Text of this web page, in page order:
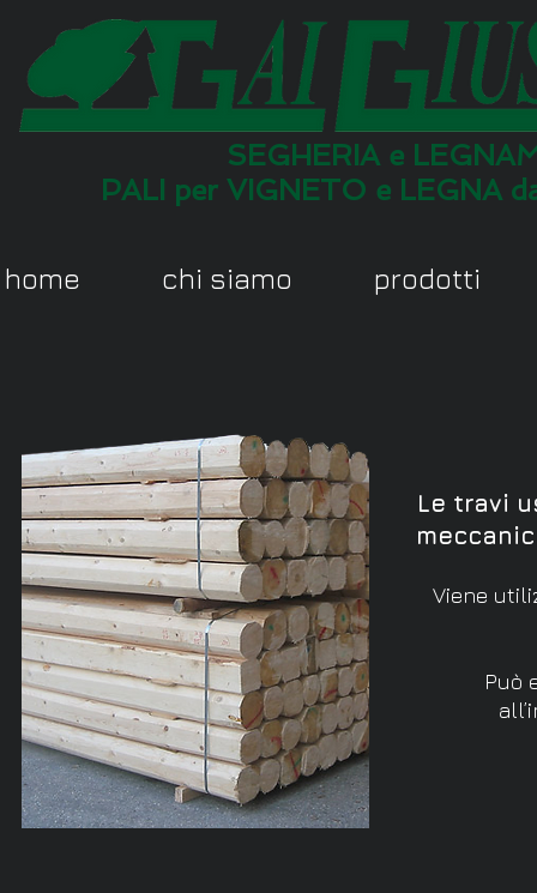
SEGHERIA e
PALI per VIGNETO e LEGNA
home chi siamo prodotti
Le travi
Viene
Può